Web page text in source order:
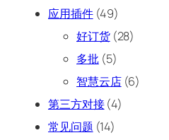
应用插件(49)
好订货(28)
多批(5)
智慧云店(6)
第三方对接(4)
常见问题 (14)